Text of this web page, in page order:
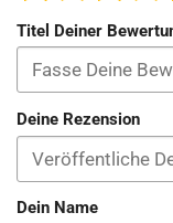
Titel Deiner
Deine Rezension
Dein Name